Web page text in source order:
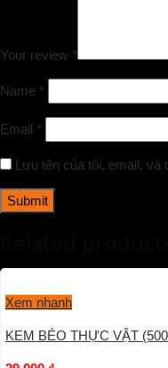
Your review *
Name *
Email *
Lưu tên của tôi, email, và
Xem nhanh
KEM BÉO THỰC VẬT